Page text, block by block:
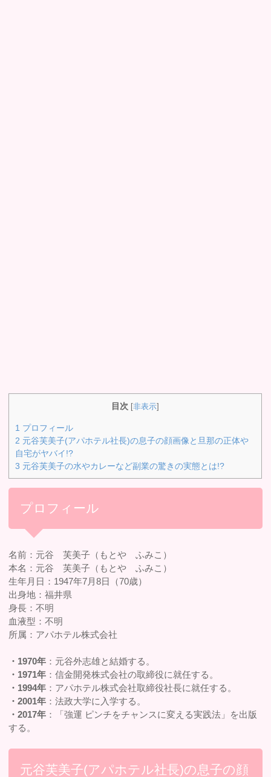
目次 [非表示]
1 プロフィール
2 元谷芙美子(アパホテル社長)の息子の顔画像と旦那の正体や
自宅がヤバイ!?
3 元谷芙美子の水やカレーなど副業の驚きの実態とは!?
プロフィール
名前：元谷 芙美子（もとや ふみこ）
本名：元谷 芙美子（もとや ふみこ）
生年月日：1947年7月8日（70歳）
出身地：福井県
身長：不明
血液型：不明
所属：アパホテル株式会社
・1970年 ：元谷外志雄と結婚する。
・1971年 ：信金開発株式会社の取締役に就任する。
・1994年 ：アパホテル株式会社取締役社長に就任する。
・2001年 ：法政大学に入学する。
・2017年 ：「強運 ピンチをチャンスに変える実践法」を出版
する。
元谷芙美子(アパホテル社長)の息子の顔